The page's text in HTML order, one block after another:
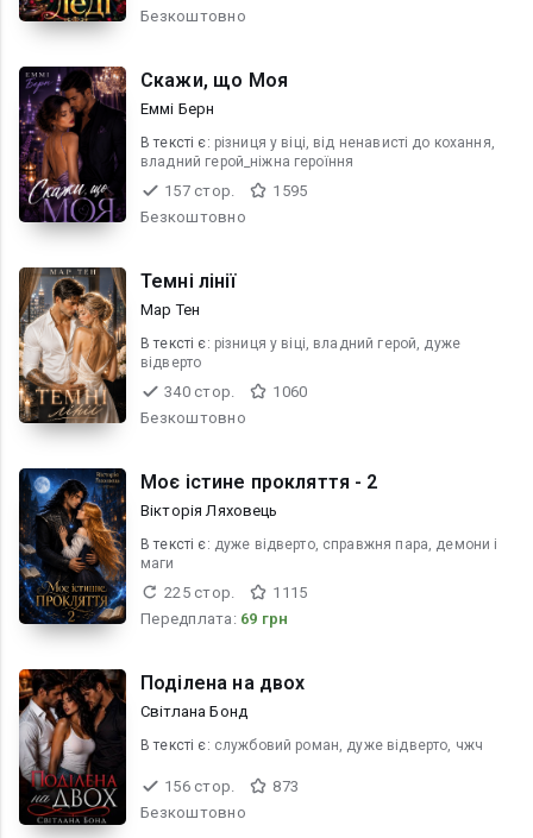
Безкоштовно
Скажи, що Моя
Еммі Берн
В текcті є: різниця у віці, від ненависті до кохання,
владний герой_ніжна героїння
157 стор.
1595
Безкоштовно
Темні лінії
Мар Тен
В текcті є: різниця у віці, владний герой, дуже
відверто
340 стор.
1060
Безкоштовно
Моє істине прокляття - 2
Вікторія Ляховець
В текcті є: дуже відверто, справжня пара, демони і
маги
225 стор.
1115
Передплата: 69 грн
Поділена на двох
Світлана Бонд
В текcті є: службовий роман, дуже відверто, чжч
156 стор.
873
Безкоштовно